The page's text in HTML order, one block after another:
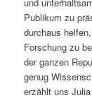
p
r
i
t
s
p
Publikum zu
durchaus
Forschung zu
der ganzen
genug
erzählt uns